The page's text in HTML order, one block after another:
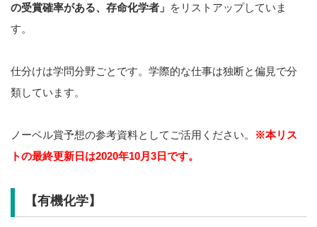
の受賞確率がある、存命化学者」 をリストアップしていま
す。
仕分けは学問分野ごとです。学際的な仕事は独断と偏見で分
類しています。
ノーベル賞予想の参考資料としてご活用ください。
※本リス
トの最終更新日は2020年10月3日です。
【有機化学】